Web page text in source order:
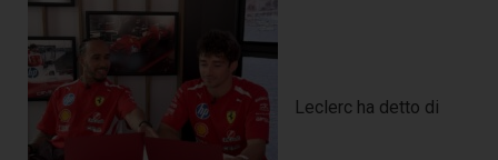
Leclerc ha detto di